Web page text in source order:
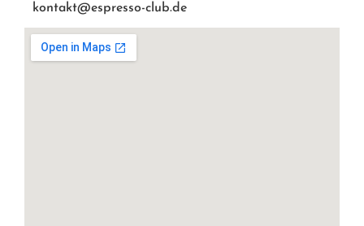
kontakt@espresso-club.de